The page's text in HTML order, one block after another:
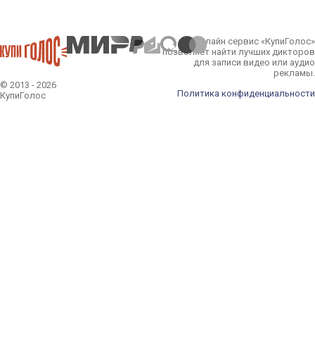
© 2013 - 2026
КупиГолос
Онлайн сервис «КупиГолос»
позволяет найти лучших дикторов
для записи видео или аудио
рекламы.
Политика конфиденциальности